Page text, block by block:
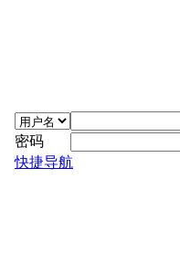
密码
快捷导航